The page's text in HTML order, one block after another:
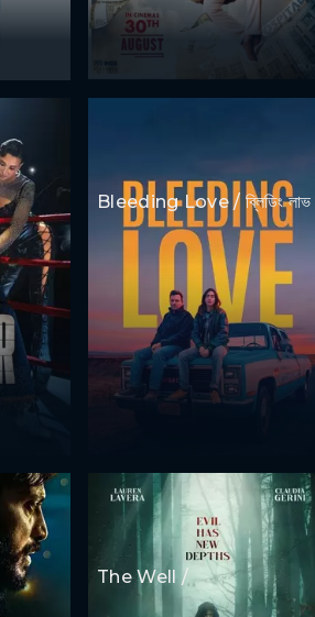
Bleeding Love / ব্লিডিং লাভ
The Well /